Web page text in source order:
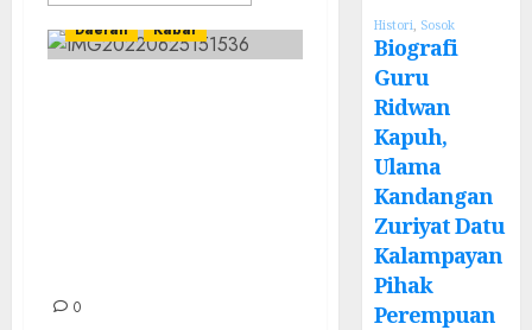
Daerah
Kabar
0
Histori, Sosok
Biografi
Guru
Ridwan
Kapuh,
Ulama
Kandangan
Zuriyat Datu
Kalampayan
Pihak
Perempuan